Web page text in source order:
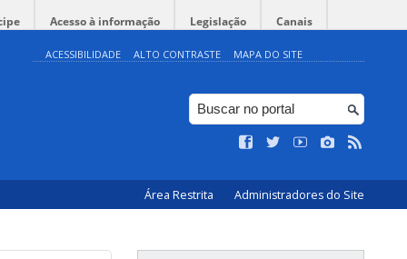
Acesso à informação Legislação Canais
ACESSIBILIDADE ALTO CONTRASTE MAPA DO SITE
Área Restrita Administradores do Site